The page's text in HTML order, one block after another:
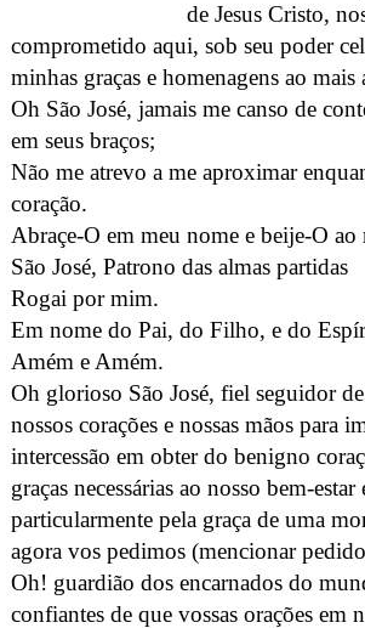
de Jesus Cristo,
comprometido aqui, sob seu poder
minhas graças e homenagens ao mais
Oh São José, jamais me canso de
em seus braços;
Não me atrevo a me aproximar
coração.
Abraçe-O em meu nome e beije-O
São José, Patrono das almas partidas
Rogai por mim.
Em nome do Pai, do Filho, e do
Amém e Amém.
Oh glorioso São José, fiel seguidor
nossos corações e nossas mãos para
intercessão em obter do benigno
graças necessárias ao nosso bem-
particularmente pela graça de uma
agora vos pedimos (mencionar
Oh! guardião dos encarnados do
confiantes de que vossas orações em